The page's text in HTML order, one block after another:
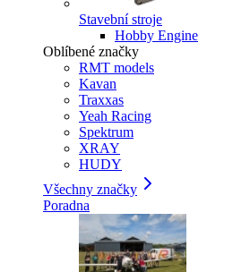
Stavební stroje
Hobby Engine
Oblíbené značky
RMT models
Kavan
Traxxas
Yeah Racing
Spektrum
XRAY
HUDY
Všechny značky
Poradna